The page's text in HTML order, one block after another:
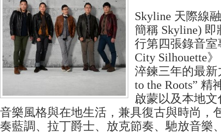
Skyline 天際線
簡稱 Skyline) 即
行第四張錄音
City Silhouette
淬鍊三年的最新
to the Roots” 精
啟蒙以及本地
音樂風格與在地生活，兼具復古與時尚，
奏藍調、拉丁爵士、放克節奏、馳放音樂